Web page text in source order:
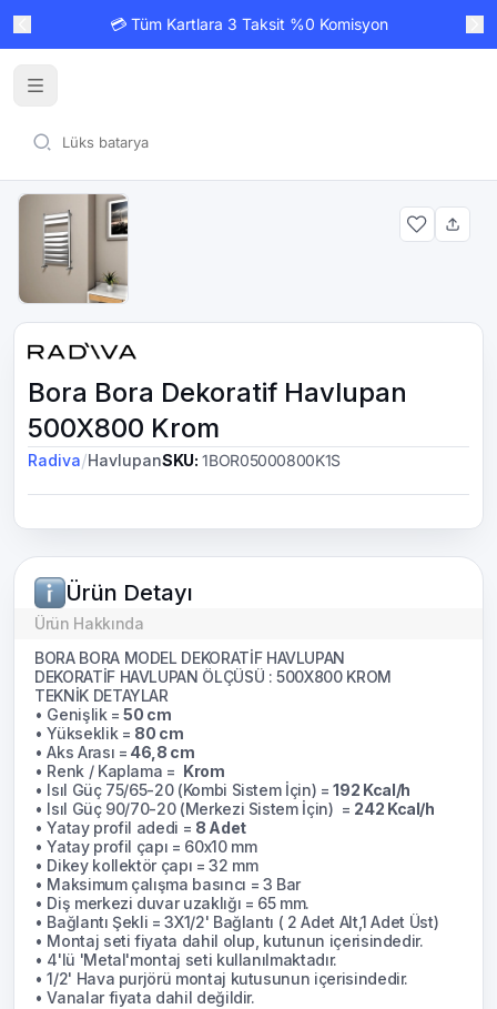
💳 Tüm Kartlara 3 Taksit %0 Komisyon
Bora Bora Dekoratif Havlupan
500X800 Krom
Radiva/HavlupanSKU: 1BOR05000800K1S
Ürün Detayı
Ürün Hakkında
BORA BORA MODEL DEKORATİF HAVLUPAN
DEKORATİF HAVLUPAN ÖLÇÜSÜ : 500X800 KROM
TEKNİK DETAYLAR
• Genişlik =50 cm
• Yükseklik = 80 cm
• Aks Arası = 46,8 cm
• Renk / Kaplama = Krom
• Isıl Güç 75/65-20 (Kombi Sistem İçin) =192 Kcal/h
• Isıl Güç 90/70-20 (Merkezi Sistem İçin) = 242 Kcal/h
• Yatay profil adedi = 8 Adet
• Yatay profil çapı = 60x10 mm
• Dikey kollektör çapı = 32 mm
• Maksimum çalışma basıncı = 3 Bar
• Diş merkezi duvar uzaklığı = 65 mm.
• Bağlantı Şekli = 3X1/2' Bağlantı ( 2 Adet Alt,1 Adet Üst)
• Montaj seti fiyata dahil olup, kutunun içerisindedir.
• 4'lü 'Metal'montaj seti kullanılmaktadır.
• 1/2' Hava purjörü montaj kutusunun içerisindedir.
• Vanalar fiyata dahil değildir.